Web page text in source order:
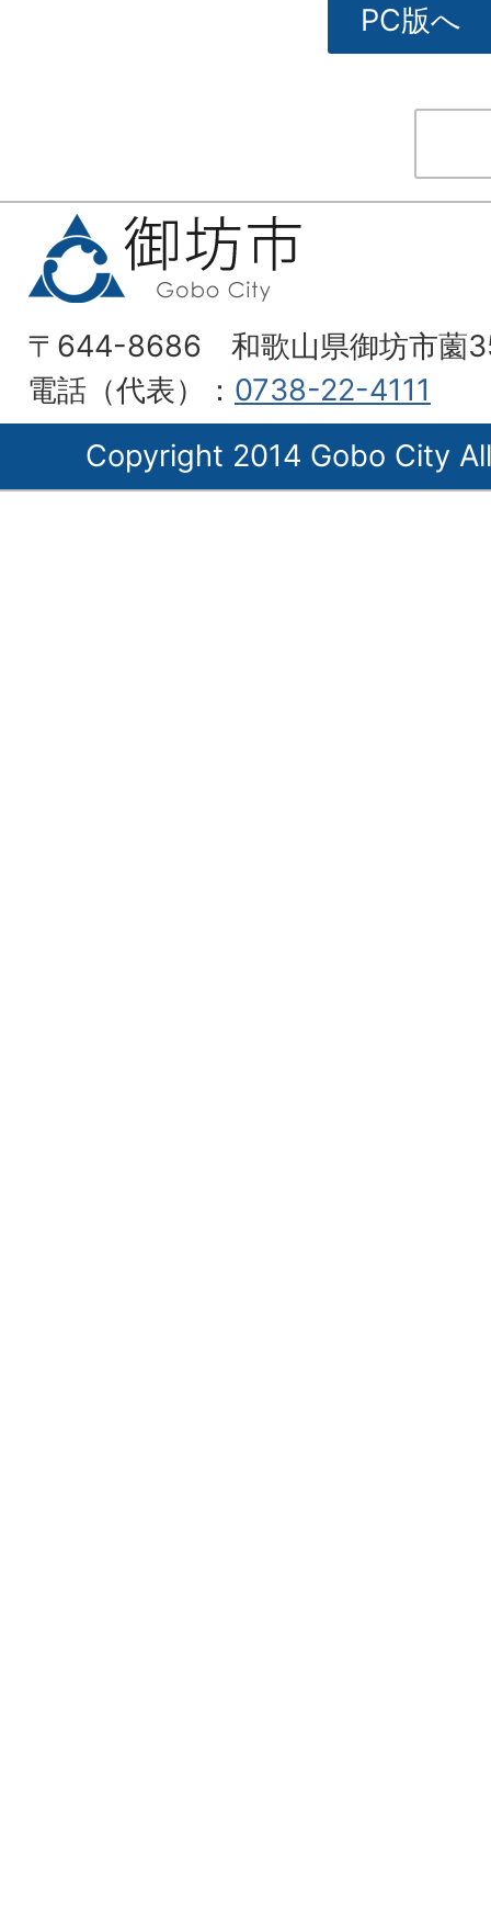
PC版へ
〒644-8686 和歌山県御坊市薗
電話（代表）： 0738-22-4111
Copyright 2014 Gobo City